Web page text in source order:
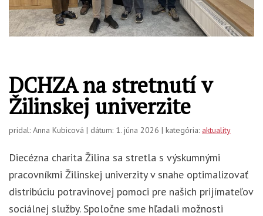
DCHZA na stretnutí v
Žilinskej univerzite
pridal: Anna Kubicová | dátum: 1. júna 2026 | kategória: aktuality
Diecézna charita Žilina sa stretla s výskumnými
pracovníkmi Žilinskej univerzity v snahe optimalizovať
distribúciu potravinovej pomoci pre našich prijímateľov
sociálnej služby. Spoločne sme hľadali možnosti